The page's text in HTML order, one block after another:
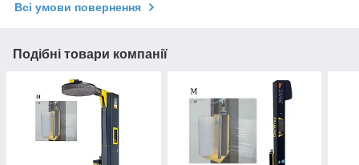
Всі умови повернення
Подібні товари компанії